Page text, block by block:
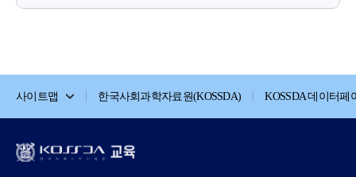
사이트맵 한국사회과학자료원(KOSSDA) KOSSDA 데이터페